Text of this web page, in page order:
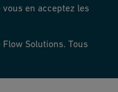
en acceptez les
Solutions. Tous